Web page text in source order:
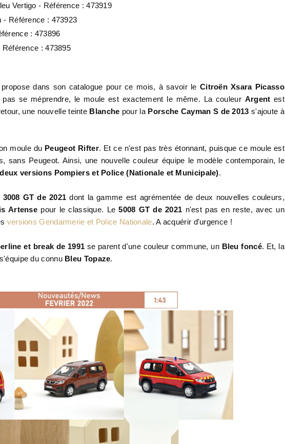
Vertigo - Référence : 473919
- Référence : 473923
: 473896
: 473895
dans son catalogue pour ce mois, à savoir le Citroën Xsara Picasso
se méprendre, le moule est exactement le même. La couleur Argent est
une nouvelle teinte Blanche pour la Porsche Cayman S de 2013 s'ajoute à
moule du Peugeot Rifter. Et ce n'est pas très étonnant, puisque ce moule est
sans Peugeot. Ainsi, une nouvelle couleur équipe le modèle contemporain, le
deux versions Pompiers et Police (Nationale et Municipale).
3008 GT de 2021 dont la gamme est agrémentée de deux nouvelles couleurs,
Artense pour le classique. Le5008 GT de 2021 n'est pas en reste, avec un
versions Gendarmerie et Police Nationale. A acquérir d'urgence !
et break de 1991 se parent d'une couleur commune, un Bleu foncé. Et, la
du connu Bleu Topaze.